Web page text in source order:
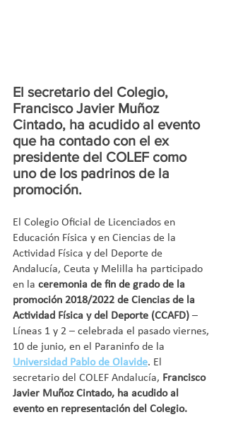
El secretario del Colegio,
Francisco Javier Muñoz
Cintado, ha acudido al evento
que ha contado con el ex
presidente del COLEF como
uno de los padrinos de la
promoción.
El Colegio Oficial de Licenciados en
Educación Física y en Ciencias de la
Actividad Física y del Deporte de
Andalucía, Ceuta y Melilla ha participado
en la ceremonia de fin de grado de la
promoción 2018/2022 de Ciencias de la
Actividad Física y del Deporte (CCAFD) –
Líneas 1 y 2 – celebrada el pasado viernes,
10 de junio, en el Paraninfo de la
Universidad Pablo de Olavide. El
secretario del COLEF Andalucía, Francisco
Javier Muñoz Cintado, ha acudido al
evento en representación del Colegio.